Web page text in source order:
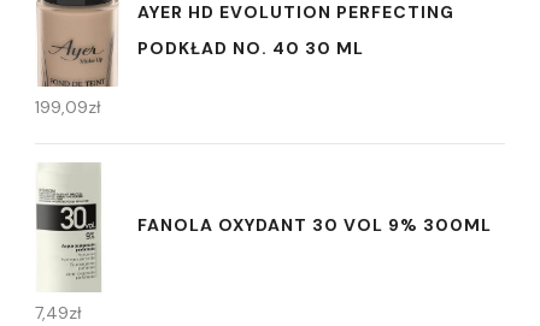
AYER HD EVOLUTION PERFECTING
PODKŁAD NO. 40 30 ML
199,09zł
FANOLA OXYDANT 30 VOL 9% 300ML
7,49zł